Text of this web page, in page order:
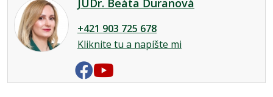
JUDr. Beáta Ďuranová
+421 903 725 678
Kliknite tu a napíšte mi